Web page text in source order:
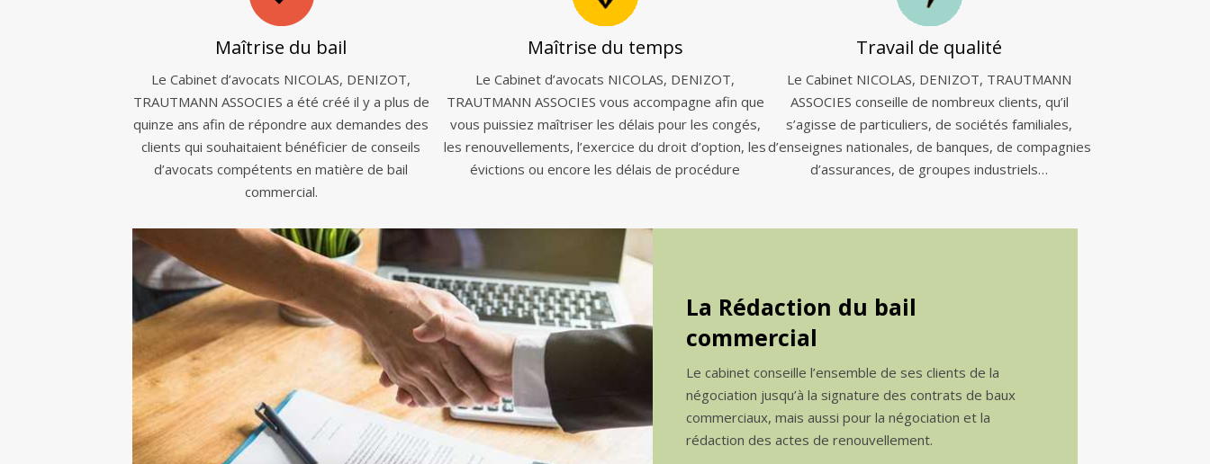
Maîtrise du bail
Le Cabinet d’avocats NICOLAS, DENIZOT,
TRAUTMANN ASSOCIES a été créé il y a plus de
quinze ans afin de répondre aux demandes des
clients qui souhaitaient bénéficier de conseils
d’avocats compétents en matière de bail
commercial.
Maîtrise du temps
Le Cabinet d’avocats NICOLAS, DENIZOT,
TRAUTMANN ASSOCIES vous accompagne afin que
vous puissiez maîtriser les délais pour les congés,
les renouvellements, l’exercice du droit d’option, les
évictions ou encore les délais de procédure
Travail de qualité
Le Cabinet NICOLAS, DENIZOT, TRAUTMANN
ASSOCIES conseille de nombreux clients, qu’il
s’agisse de particuliers, de sociétés familiales,
d’enseignes nationales, de banques, de compagnies
d’assurances, de groupes industriels…
La Rédaction du bail
commercial
Le cabinet conseille l’ensemble de ses clients de la
négociation jusqu’à la signature des contrats de baux
commerciaux, mais aussi pour la négociation et la
rédaction des actes de renouvellement.